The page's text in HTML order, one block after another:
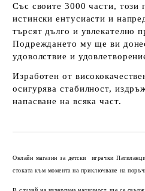
Със своите 3000 части, този
истински ентусиасти и
търсят дълго и увлекателно
Подреждането му ще ви
удоволствие и
Изработен от
осигурява стабилност,
напасване на всяка част.
Онлайн магазин за детски играчки
стоката към момента на приключване на